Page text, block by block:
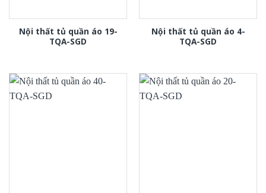
Nội thất tủ quần áo 19-
TQA-SGD
Nội thất tủ quần áo 4-
TQA-SGD